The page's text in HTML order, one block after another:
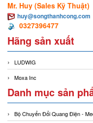
Mr. Huy (Sales Kỹ Thuật)
huy@songthanhcong.com
0327396477
Hãng sản xuất
LUDWIG
Moxa Inc
Danh mục sản
Bộ Chuyển Đổi Quang Điện -